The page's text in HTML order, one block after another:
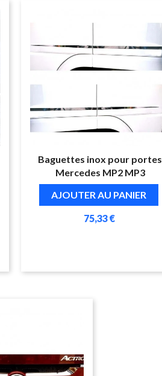
Baguettes inox pour portes
Mercedes MP2 MP3
AJOUTER AU PANIER
75,33 €